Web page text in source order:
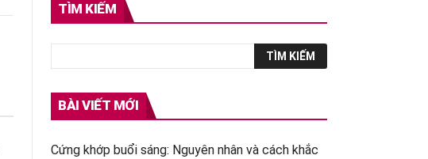
TÌM KIẾM
BÀI VIẾT MỚI
Cứng khớp buổi sáng: Nguyên nhân và cách khắc